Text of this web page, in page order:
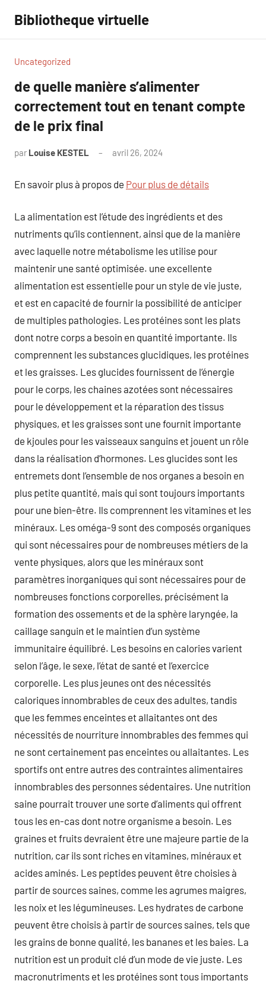
contenu
Bibliotheque virtuelle
Uncategorized
de quelle manière s’alimenter
correctement tout en tenant compte
de le prix final
par Louise KESTEL avril 26, 2024
En savoir plus à propos de Pour plus de détails
La alimentation est l’étude des ingrédients et des
nutriments qu’ils contiennent, ainsi que de la manière
avec laquelle notre métabolisme les utilise pour
maintenir une santé optimisée. une excellente
alimentation est essentielle pour un style de vie juste,
et est en capacité de fournir la possibilité de anticiper
de multiples pathologies. Les protéines sont les plats
dont notre corps a besoin en quantité importante. Ils
comprennent les substances glucidiques, les protéines
et les graisses. Les glucides fournissent de l’énergie
pour le corps, les chaines azotées sont nécessaires
pour le développement et la réparation des tissus
physiques, et les graisses sont une fournit importante
de kjoules pour les vaisseaux sanguins et jouent un rôle
dans la réalisation d’hormones. Les glucides sont les
entremets dont l’ensemble de nos organes a besoin en
plus petite quantité, mais qui sont toujours importants
pour une bien-être. Ils comprennent les vitamines et les
minéraux. Les oméga-9 sont des composés organiques
qui sont nécessaires pour de nombreuses métiers de la
vente physiques, alors que les minéraux sont
paramètres inorganiques qui sont nécessaires pour de
nombreuses fonctions corporelles, précisément la
formation des ossements et de la sphère laryngée, la
caillage sanguin et le maintien d’un système
immunitaire équilibré. Les besoins en calories varient
selon l’âge, le sexe, l’état de santé et l’exercice
corporelle. Les plus jeunes ont des nécessités
caloriques innombrables de ceux des adultes, tandis
que les femmes enceintes et allaitantes ont des
nécessités de nourriture innombrables des femmes qui
ne sont certainement pas enceintes ou allaitantes. Les
sportifs ont entre autres des contraintes alimentaires
innombrables des personnes sédentaires. Une nutrition
saine pourrait trouver une sorte d’aliments qui offrent
tous les en-cas dont notre organisme a besoin. Les
graines et fruits devraient être une majeure partie de la
nutrition, car ils sont riches en vitamines, minéraux et
acides aminés. Les peptides peuvent être choisies à
partir de sources saines, comme les agrumes maigres,
les noix et les légumineuses. Les hydrates de carbone
peuvent être choisis à partir de sources saines, tels que
les grains de bonne qualité, les bananes et les baies. La
nutrition est un produit clé d’un mode de vie juste. Les
macronutriments et les protéines sont tous importants